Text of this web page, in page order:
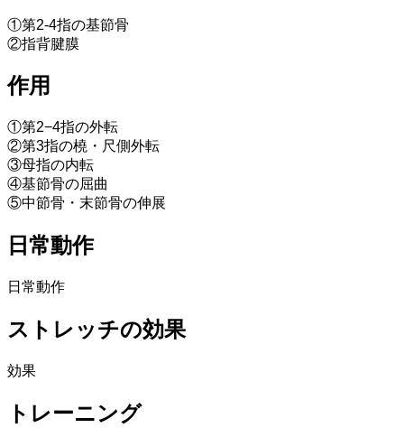
①第2-4指の基節骨
②指背腱膜
作用
①第2−4指の外転
②第3指の橈・尺側外転
③母指の内転
④基節骨の屈曲
⑤中節骨・末節骨の伸展
日常動作
日常動作
ストレッチの効果
効果
トレーニング